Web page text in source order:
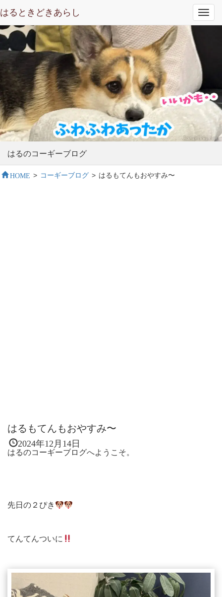
はるときどきあらし
はるのコーギーブログ
HOME > コーギーブログ > はるもてんもおやすみ〜
はるもてんもおやすみ〜
2024年12月14日
はるのコーギーブログへようこそ。
先日の２ぴき
てんてんついに